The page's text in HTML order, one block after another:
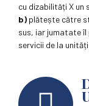
cu dizabilități X un
b) plătește către
sus, iar jumatate îl
servicii de la